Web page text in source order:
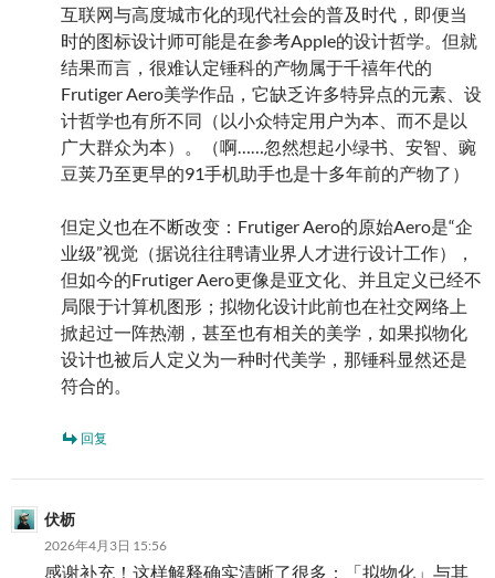
互联网与高度城市化的现代社会的普及时代，即便当
时的图标设计师可能是在参考Apple的设计哲学。但就
结果而言，很难认定锤科的产物属于千禧年代的
Frutiger Aero美学作品，它缺乏许多特异点的元素、设
计哲学也有所不同（以小众特定用户为本、而不是以
广大群众为本）。（啊……忽然想起小绿书、安智、豌
豆荚乃至更早的91手机助手也是十多年前的产物了）
但定义也在不断改变：Frutiger Aero的原始Aero是“企
业级”视觉（据说往往聘请业界人才进行设计工作），
但如今的Frutiger Aero更像是亚文化、并且定义已经不
局限于计算机图形；拟物化设计此前也在社交网络上
掀起过一阵热潮，甚至也有相关的美学，如果拟物化
设计也被后人定义为一种时代美学，那锤科显然还是
符合的。
回复
伏枥
2026年4月3日 15:56
感谢补充！这样解释确实清晰了很多：「拟物化」与其